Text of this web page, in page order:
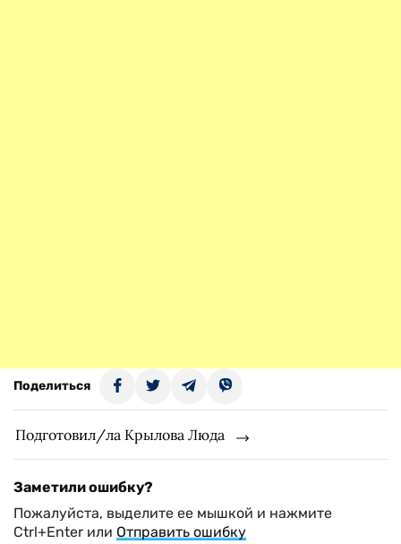
Поделиться
Подготовил/ла Крылова Люда
Заметили ошибку?
Пожалуйста, выделите ее мышкой и нажмите
Ctrl+Enter или Отправить ошибку